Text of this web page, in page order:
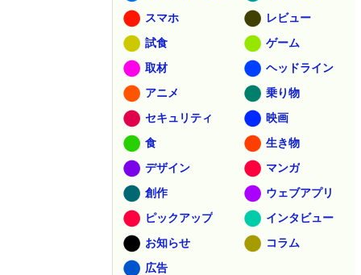
スマホ
レビュー
試食
ゲーム
取材
ヘッドライン
アニメ
乗り物
セキュリティ
映画
食
生き物
デザイン
マンガ
創作
ウェブアプリ
ピックアップ
インタビュー
お知らせ
コラム
広告